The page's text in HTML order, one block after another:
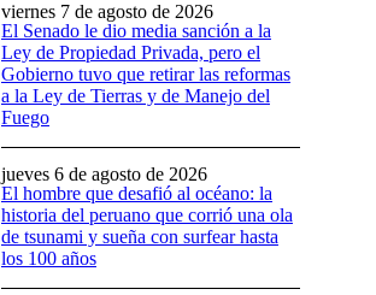
El Senado le dio media sanción a la
Ley de Propiedad Privada, pero el
Gobierno tuvo que retirar las reformas
a la Ley de Tierras y de Manejo del
Fuego
viernes 7 de agosto de 2026
El hombre que desafió al océano: la
historia del peruano que corrió una ola
de tsunami y sueña con surfear hasta
los 100 años
jueves 6 de agosto de 2026